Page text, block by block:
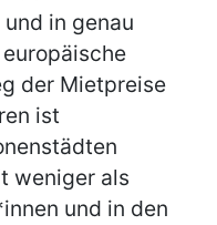
in genau
der Mietpreise
ist
weniger als
und in den